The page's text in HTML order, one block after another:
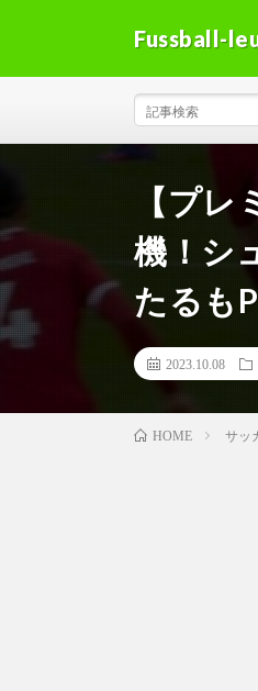
Fussball-
【プ
機！シ
たるも
2023.10.08
HOME サッ